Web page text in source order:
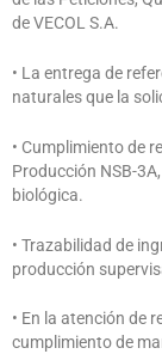
de VECOL S.A.
• La entrega de
naturales que la
• Cumplimiento de
Producción NSB-
biológica.
• Trazabilidad de
producción
• En la atención de
cumplimiento de